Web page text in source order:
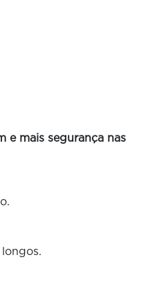
e mais segurança nas